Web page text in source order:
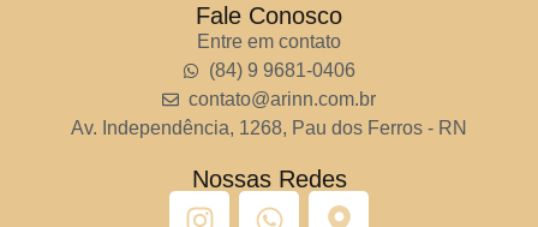
Fale Conosco
Entre em contato
(84) 9 9681-0406
contato@arinn.com.br
Av. Independência, 1268, Pau dos Ferros - RN
Nossas Redes